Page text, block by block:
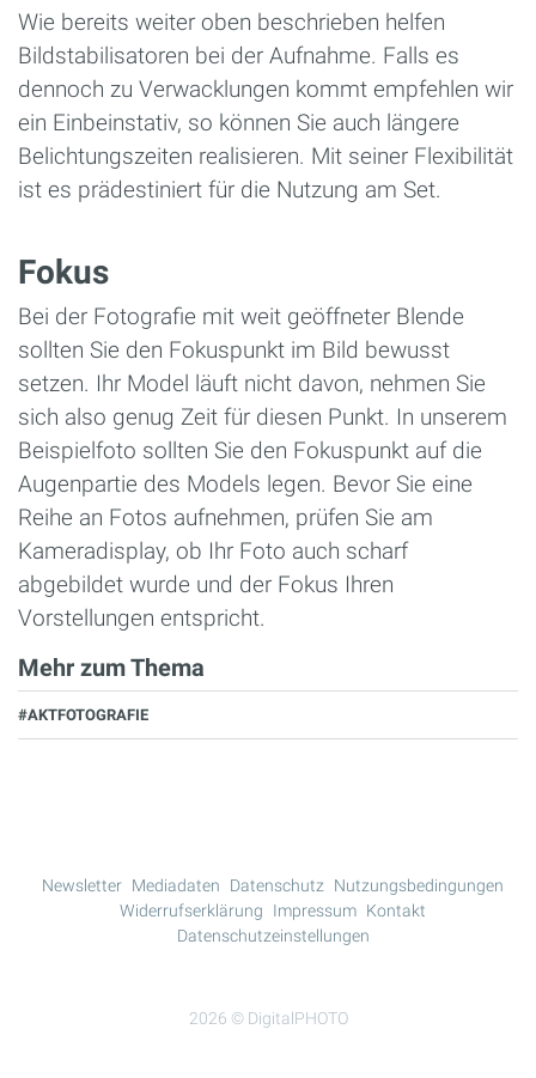
Wie bereits weiter oben beschrieben helfen
Bildstabilisatoren bei der Aufnahme. Falls es
dennoch zu Verwacklungen kommt empfehlen wir
ein Einbeinstativ, so können Sie auch längere
Belichtungszeiten realisieren. Mit seiner Flexibilität
ist es prädestiniert für die Nutzung am Set.
Fokus
Bei der Fotografie mit weit geöffneter Blende
sollten Sie den Fokuspunkt im Bild bewusst
setzen. Ihr Model läuft nicht davon, nehmen Sie
sich also genug Zeit für diesen Punkt. In unserem
Beispielfoto sollten Sie den Fokuspunkt auf die
Augenpartie des Models legen. Bevor Sie eine
Reihe an Fotos aufnehmen, prüfen Sie am
Kameradisplay, ob Ihr Foto auch scharf
abgebildet wurde und der Fokus Ihren
Vorstellungen entspricht.
Mehr zum Thema
#AKTFOTOGRAFIE
2026 © DigitalPHOTO
Newsletter Mediadaten Datenschutz
Nutzungsbedingungen
Widerrufserklärung
Impressum Kontakt
Datenschutzeinstellungen